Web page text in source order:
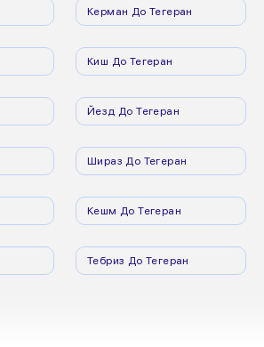
Керман До Тегеран
Киш До Тегеран
Йезд До Тегеран
Шираз До Тегеран
Кешм До Тегеран
Тебриз До Тегеран